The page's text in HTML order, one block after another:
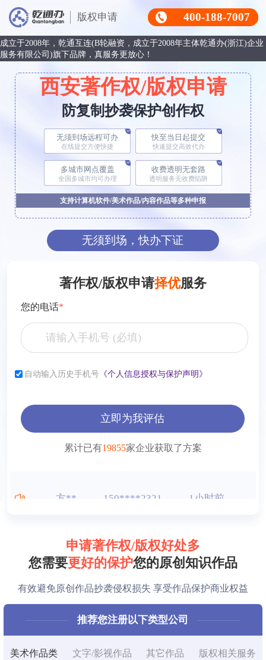
版权申请 400-188-7007
成立于2008年，乾通互连(B轮融资，成立于2008年主体乾通办(浙江)企业
服务有限公司)旗下品牌，真服务更放心！
西安著作权/版权申请
防复制抄袭保护创作权
无须到场远程可办
在线提交方便快捷
快至当日起提交
快速提交高效代办
多城市网点覆盖
全国多城市均可办理
收费透明无套路
透明服务无收费陷阱
支持计算机软件/美术作品/内容作品等多种申报
无须到场，快办下证
著作权/版权申请择优服务
您的电话*
自动输入历史手机号《个人信息授权与保护声明》
立即为我评估
累计已有19855家企业获取了方案
张** 153****2321
李** 181****2321 6小时前
薛** 150****4427 1小时前
曾** 150****9568 1小时前
方** 150****2321 1小时前
方** 150****2321 1小时前
方** 150****2321 1小时前
申请著作权/版权好处多
您需要更好的保护您的原创知识作品
有效避免原创作品抄袭侵权损失 享受作品保护商业权益
推荐您注册以下类型公司
美术作品类 文字/影视作品 其它作品 版权相关服务